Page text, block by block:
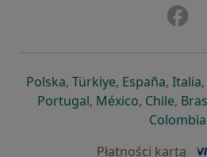
Polskaotwiera się w nowej
, Türkiyeotwiera się w
, España, Italia,
Portugalotwiera się w
, Méxicootwiera
, Chile,
Colombia
Płatności kartą